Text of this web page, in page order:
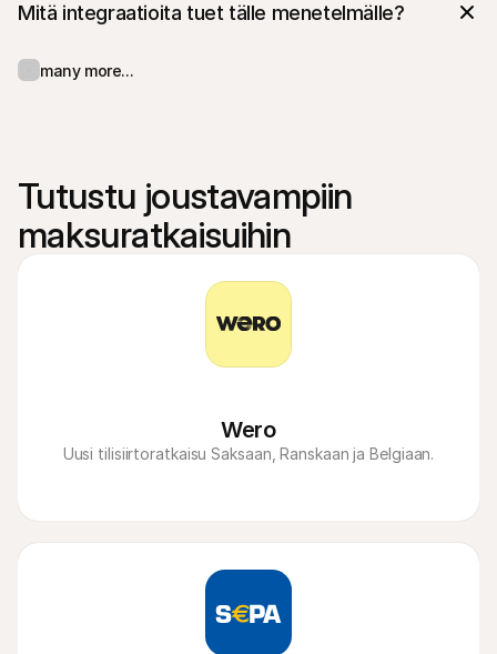
Mitä integraatioita tuet tälle menetelmälle?
many more...
Tutustu joustavampiin
maksuratkaisuihin
Wero
Uusi tilisiirtoratkaisu Saksaan, Ranskaan ja Belgiaan.